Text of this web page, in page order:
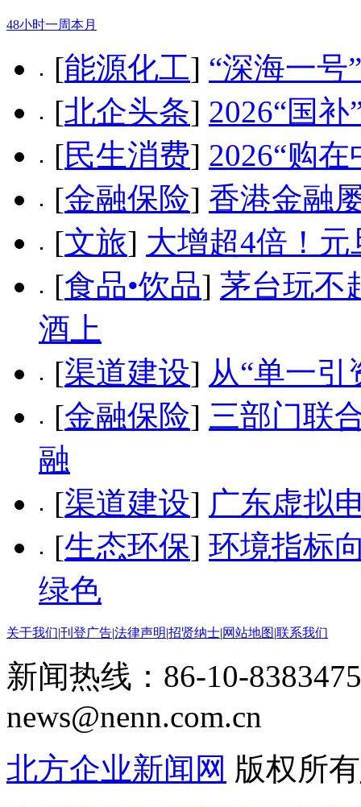
48小时一周本月
[能源化工] “深海一号
[北企头条] 2026“国
[民生消费] 2026“购
[金融保险] 香港金融
[文旅] 大增超4倍！
[食品•饮品] 茅台玩不
酒上
[渠道建设] 从“单一引
[金融保险] 三部门联
融
[渠道建设] 广东虚拟
[生态环保] 环境指标
绿色
关于我们|刊登广告|法律声明|招贤纳士|网站地图|联系我们
新闻热线：86-10-
news@nenn.com.cn
北方企业新闻网 版权所有